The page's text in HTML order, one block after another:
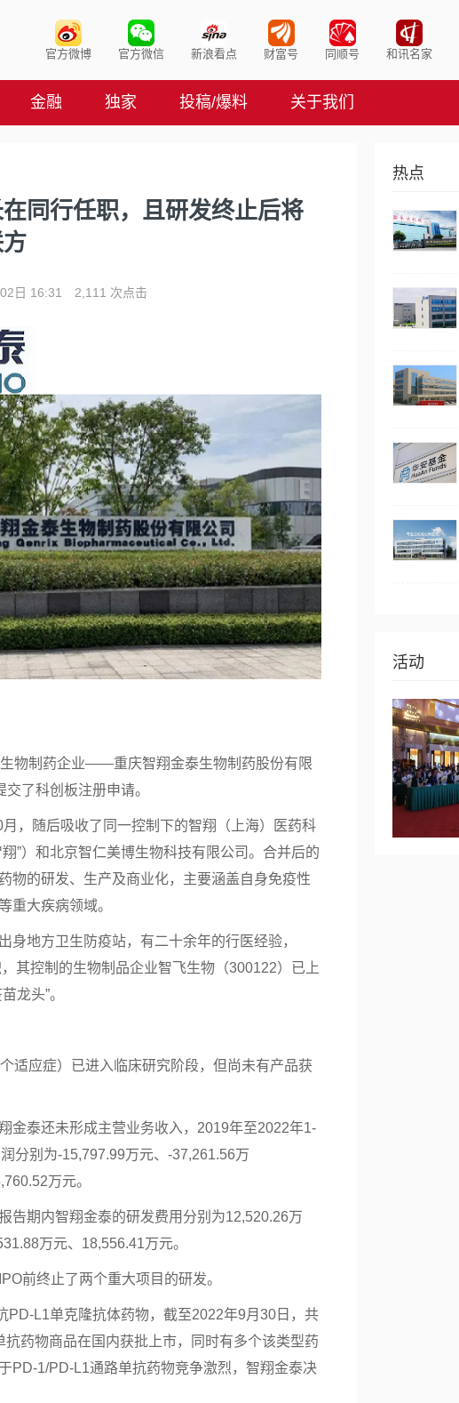
官方微博 官方微信 新浪看点 财富号 同顺号 和讯名家
金融 独家 投稿/爆料 关于我们
同行任职，且研发终止后将
日 16:31 2,111 次点击
物制 药企业——重庆智翔金泰生物制药股份有限
交了科创板注册申请。
，随后吸收了同一控制下的智翔（上海）医药科
”）和北京智仁美博生物科技有限公司。合并后的
物的研发、生产及商业化，主要涵盖自身免疫性
重大疾病领域。
身地方卫生防疫站，有二十余年的行医经验，
其控制的生物制品企业智飞生物（300122）已上
龙头”。
适应症）已进入临床研究阶段，但尚未有产品获
金泰还未形成主营业务收入，2019年至2022年1-
分别为-15,797.99万元、-37,261.56万
万元。
告期内智翔金泰的研发费用分别为12,520.26万
万元、18,556.41万元。
IPO前终止了两个重大项目的研发。
PD-L1单克隆抗体药物，截至2022年9月30日，共
药物商品在国内获批上市，同时有多个该类型药
PD-1/PD-L1通路单抗药物竞争激烈，智翔金泰决
热点
活动